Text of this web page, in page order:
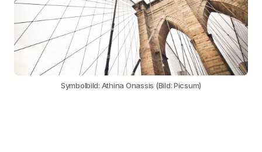
Symbolbild: Athina Onassis (Bild: Picsum)